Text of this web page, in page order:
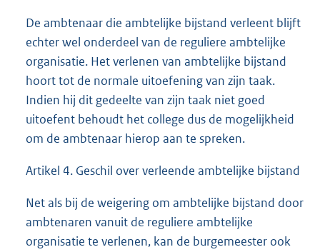
De ambtenaar die ambtelijke bijstand verleent blijft
echter wel onderdeel van de reguliere ambtelijke
organisatie. Het verlenen van ambtelijke bijstand
hoort tot de normale uitoefening van zijn taak.
Indien hij dit gedeelte van zijn taak niet goed
uitoefent behoudt het college dus de mogelijkheid
om de ambtenaar hierop aan te spreken.
Artikel 4. Geschil over verleende ambtelijke bijstand
Net als bij de weigering om ambtelijke bijstand door
ambtenaren vanuit de reguliere ambtelijke
organisatie te verlenen, kan de burgemeester ook